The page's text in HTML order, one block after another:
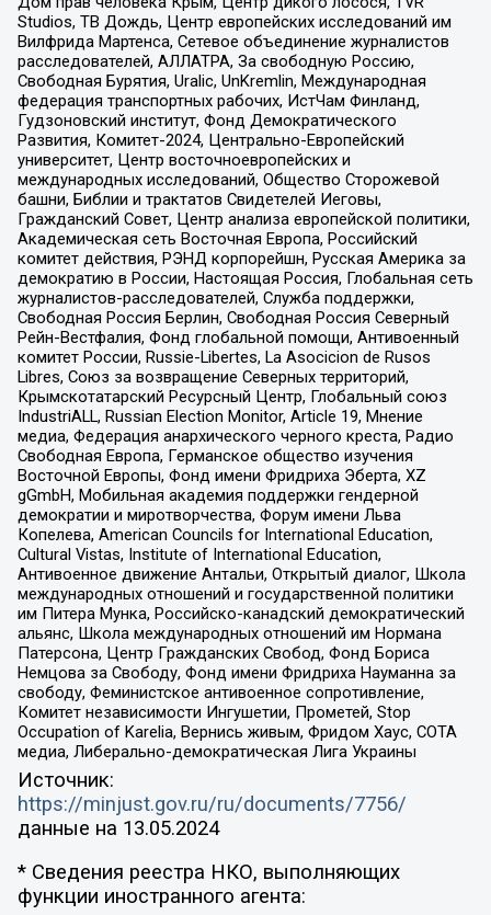
Studios, ТВ Дождь, Центр европейских исследований им
Вилфрида Мартенса, Сетевое объединение журналистов
расследователей, АЛЛАТРА, За свободную Россию,
Свободная Бурятия, Uralic, UnKremlin, Международная
федерация транспортных рабочих, ИстЧам Финланд,
Гудзоновский институт, Фонд Демократического
Развития, Комитет-2024, Центрально-Европейский
университет, Центр восточноевропейских и
международных исследований, Общество Сторожевой
башни, Библии и трактатов Свидетелей Иеговы,
Гражданский Совет, Центр анализа европейской политики,
Академическая сеть Восточная Европа, Российский
комитет действия, РЭНД корпорейшн, Русская Америка за
демократию в России, Настоящая Россия, Глобальная сеть
журналистов-расследователей, Служба поддержки,
Свободная Россия Берлин, Свободная Россия Северный
Рейн-Вестфалия, Фонд глобальной помощи, Антивоенный
комитет России, Russie-Libertes, La Asocicion de Rusos
Libres, Союз за возвращение Северных территорий,
Крымскотатарский Ресурсный Центр, Глобальный союз
IndustriALL, Russian Election Monitor, Article 19, Мнение
медиа, Федерация анархического черного креста, Радио
Свободная Европа, Германское общество изучения
Восточной Европы, Фонд имени Фридриха Эберта, XZ
gGmbH, Мобильная академия поддержки гендерной
демократии и миротворчества, Форум имени Льва
Копелева, American Councils for International Education,
Cultural Vistas, Institute of International Education,
Антивоенное движение Антальи, Открытый диалог, Школа
международных отношений и государственной политики
им Питера Мунка, Российско-канадский демократический
альянс, Школа международных отношений им Нормана
Патерсона, Центр Гражданских Свобод, Фонд Бориса
Немцова за Свободу, Фонд имени Фридриха Науманна за
свободу, Феминистское антивоенное сопротивление,
Комитет независимости Ингушетии, Прометей, Stop
Occupation of Karelia, Вернись живым, Фридом Хаус, СОТА
медиа, Либерально-демократическая Лига Украины
Источник:
https://minjust.gov.ru/ru/documents/7756/
данные на 13.05.2024
* Сведения реестра НКО, выполняющих
функции иностранного агента: